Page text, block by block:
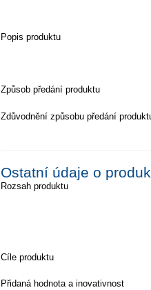
Popis produktu
Způsob předání produktu
Zdůvodnění způsobu předání
Ostatní údaje o
Rozsah produktu
Cíle produktu
Přidaná hodnota a inovativnost